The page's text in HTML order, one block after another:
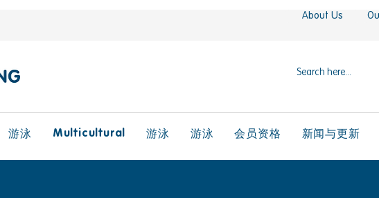
About Us
游泳 Multicultural 游泳 游泳 会员资格 新闻与更新